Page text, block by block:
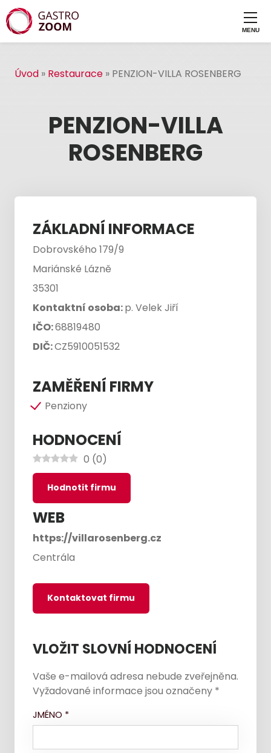
Úvod » Restaurace » PENZION-VILLA ROSENBERG
PENZION-VILLA
ROSENBERG
ZÁKLADNÍ INFORMACE
Dobrovského 179/9
Mariánské Lázně
35301
Kontaktní osoba:p. Velek Jiří
IČO:68819480
DIČ:CZ5910051532
ZAMĚŘENÍ FIRMY
Penziony
HODNOCENÍ
0 (0)
Hodnotit firmu
WEB
https://villarosenberg.cz
Centrála
Kontaktovat firmu
VLOŽIT SLOVNÍ HODNOCENÍ
Vaše e-mailová adresa nebude zveřejněna.
Vyžadované informace jsou označeny *
JMÉNO *